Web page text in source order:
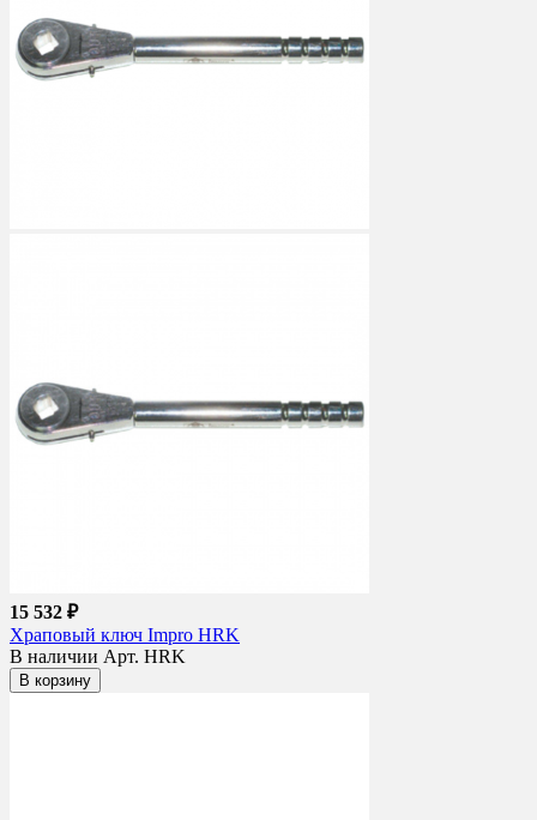
15 532 ₽
Храповый ключ Impro HRK
В наличии Арт. HRK
В корзину